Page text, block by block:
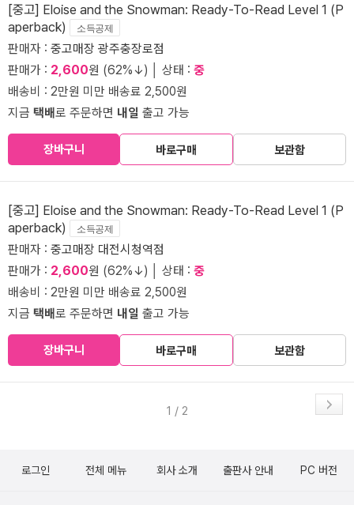
[중고] Eloise and the Snowman: Ready-To-Read Level 1 (P
aperback)
소득공제
판매자 : 중고매장 광주충장로점
판매가 : 2,600원 (62%↓) │ 상태 : 중
배송비 : 2만원 미만 배송료 2,500원
지금 택배로 주문하면 내일 출고 가능
장바구니 바로구매 보관함
[중고] Eloise and the Snowman: Ready-To-Read Level 1 (P
aperback)
소득공제
판매자 : 중고매장 대전시청역점
판매가 : 2,600원 (62%↓) │ 상태 : 중
배송비 : 2만원 미만 배송료 2,500원
지금 택배로 주문하면 내일 출고 가능
장바구니 바로구매 보관함
1 / 2
로그인 전체 메뉴 회사 소개 출판사 안내 PC 버전